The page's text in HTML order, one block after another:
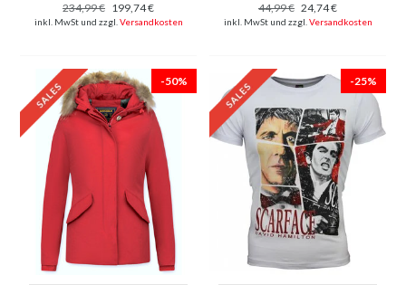
Kurz - Schwarz
234,99 € 199,74 €
inkl. MwSt und zzgl. Versandkosten
Herren - Schwarz
44,99 € 24,74 €
inkl. MwSt und zzgl. Versandkosten
-50% -25%